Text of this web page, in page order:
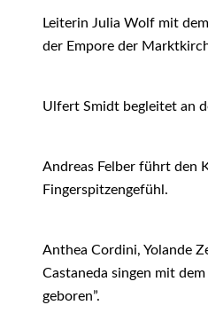
Leiterin Julia Wolf mit
der Empore der
Ulfert Smidt begleitet an
Andreas Felber führt den
Fingerspitzengefühl.
Anthea Cordini, Yolande
Castaneda singen mit
geboren”.